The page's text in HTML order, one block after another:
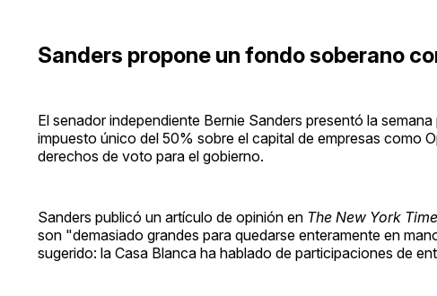
Sanders propone un fondo soberano
El senador independiente Bernie Sanders presentó la
impuesto único del 50% sobre el capital de empresas como
derechos de voto para el gobierno.
Sanders publicó un artículo de opinión en The New York
son "demasiado grandes para quedarse enteramente en
sugerido: la Casa Blanca ha hablado de participaciones de